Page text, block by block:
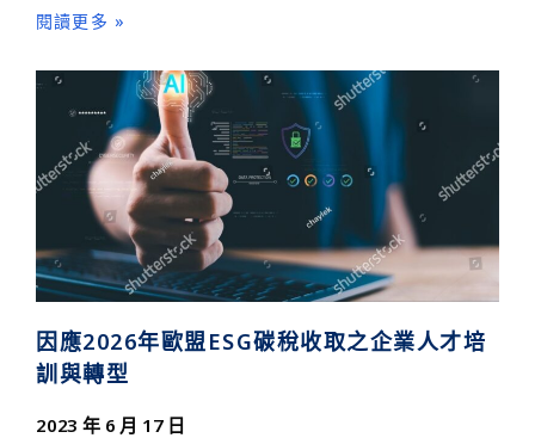
閱讀更多 »
因應2026年歐盟ESG碳稅收取之企業人才培
訓與轉型
2023 年 6 月 17 日